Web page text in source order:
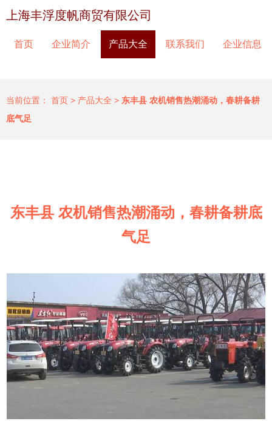
上海丰浮度帆商贸有限公司
首页 企业简介 产品大全 联系我们 企业信息
当前位置： 首页 > 产品大全 > 东丰县 农机销售热潮涌动，春耕备耕
底气足
东丰县 农机销售热潮涌动，春耕备耕底
气足